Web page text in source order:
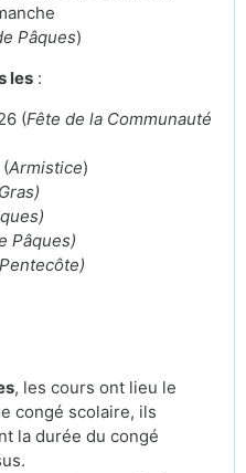
Pâques)
les :
(Fête de la Communauté
Armistice)
Pâques)
, les cours ont lieu le
congé scolaire, ils
la durée du congé